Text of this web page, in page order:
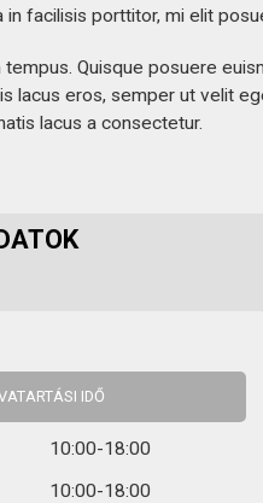
in facilisis porttitor, mi elit
tempus. Quisque posuere
lacus eros, semper ut velit
lacus a consectetur.
IDŐ
10:00-18:00
10:00-18:00